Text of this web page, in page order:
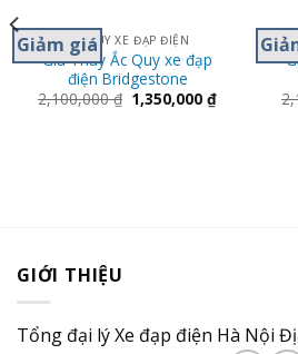
Giảm giáẮC QUY XE ĐẠP ĐIỆN
Giá Thay Ắc Quy xe đạp
điện Bridgestone
2,100,000₫ 1,350,000₫
GIỚI THIỆU
Tổng đại lý Xe đạp điện Hà Nội